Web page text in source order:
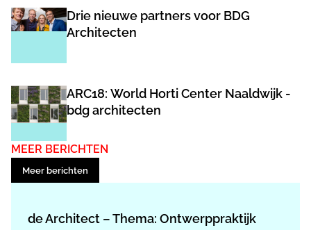
Drie nieuwe partners voor BDG
Architecten
ARC18: World Horti Center Naaldwijk -
bdg architecten
MEER BERICHTEN
Meer berichten
de Architect – Thema: Ontwerppraktijk